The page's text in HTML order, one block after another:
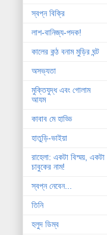
স্বপ্ন বিক্রি
লাশ-বানিজ্য-পদক!
কালের কন্ঠ বনাম মুড়ির ঘন্ট
অসভ্যতা
মুক্তিযুদ্ধ এবং গোলাম
আযম
কাবাব মে হাড্ডি
হাতুড়ি-ভাইয়া
রাহেলা: একটা বিস্ময়, একটা
চাবুকের নাম!
স্বপ্ন নেবেন...
তিনি
হলুদ ডিম্ব